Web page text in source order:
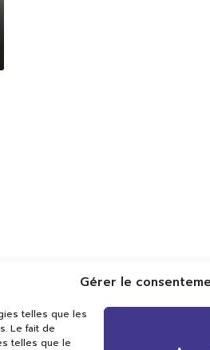
Gérer le
telles que les
Le fait de
telles que le